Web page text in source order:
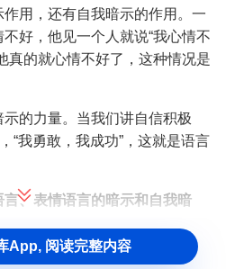
用，还有自我暗示的作用。一
好，他见一个人就说“我心情不
真的就心情不好了，这种情况是
的力量。当我们讲自信积极
“我勇敢，我成功”，这就是语言
、表情语言的暗示和自我暗
还通过我们的形体动作和表
App, 阅读完整内容